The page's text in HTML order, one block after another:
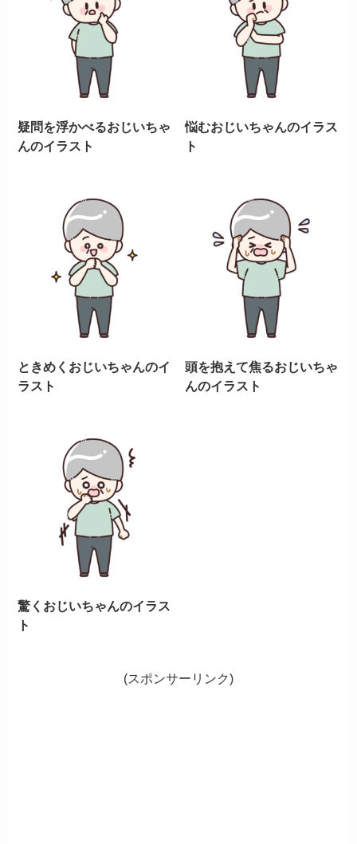
疑問を浮かべるおじいちゃ
んのイラスト
悩むおじいちゃんのイラス
ト
ときめくおじいちゃんのイ
ラスト
頭を抱えて焦るおじいちゃ
んのイラスト
驚くおじいちゃんのイラス
ト
(スポンサーリンク)